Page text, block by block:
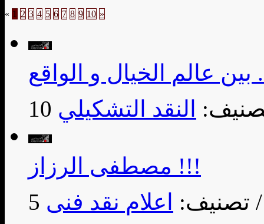
« 1 2 3 4 5 6 7 8 9 10 »
عالم الخيال و الواقع
النقد التشكيلي
مصطفى الرزاز !!!
/ تصنيف:
اعلام نقد فنى